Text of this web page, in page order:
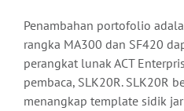
Penambahan portofolio
rangka MA300 dan SF420
perangkat lunak ACT
pembaca, SLK20R. SLK20R
menangkap template sidik